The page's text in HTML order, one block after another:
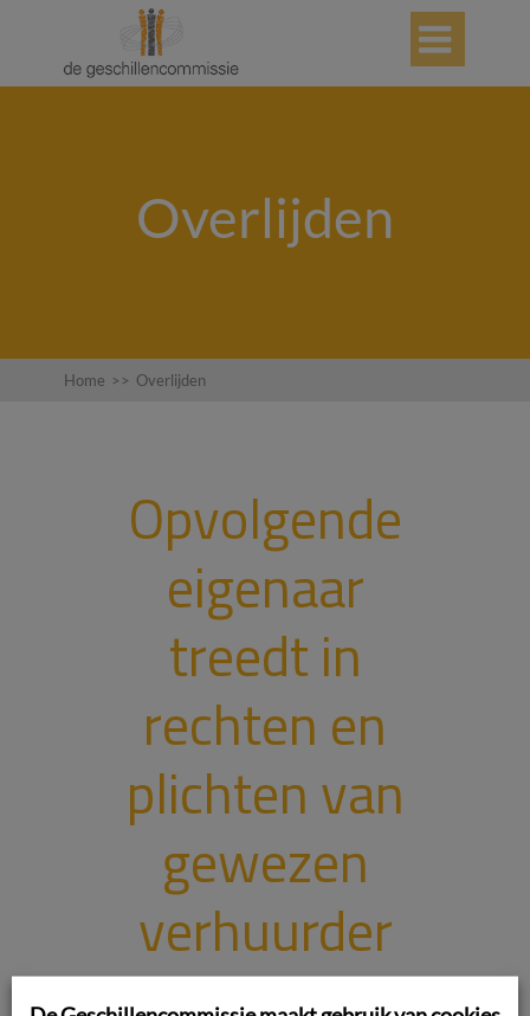

Overlijden
Home >> Overlijden
Opvolgende
eigenaar
treedt in
rechten en
plichten van
gewezen
verhuurder
van wie hij de